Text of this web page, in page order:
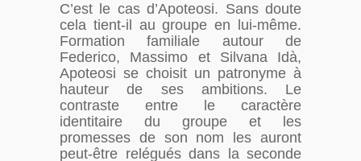
C’est le cas d’Apoteosi. Sans doute
cela tient-il au groupe en lui-même.
Formation familiale autour de
Federico, Massimo et Silvana Idà,
Apoteosi se choisit un patronyme à
hauteur de ses ambitions. Le
contraste entre le caractère
identitaire du groupe et les
promesses de son nom les auront
peut-être relégués dans la seconde